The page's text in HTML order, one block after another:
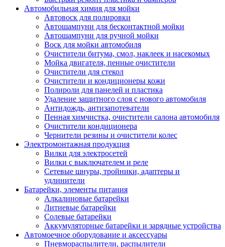
Автомобильная химия для мойки
Автовоск для полировки
Автошампуни для бесконтактной мойки
Автошампуни для ручной мойки
Воск для мойки автомобиля
Очистители битума, смол, наклеек и насекомых
Мойка двигателя, пенные очистители
Очистители для стекол
Очистители и кондиционеры кожи
Полироли для панелей и пластика
Удаление защитного слоя с нового автомобиля
Антидождь, антизапотеватели
Пенная химчистка, очистители салона автомобиля
Очистители кондиционера
Чернители резины и очистители колес
Электромонтажная продукция
Вилки для электросетей
Вилки с выключателем и реле
Сетевые шнуры, тройники, адаптеры и
удлинители
Батарейки, элементы питания
Алкалиновые батарейки
Литиевые батарейки
Солевые батарейки
Аккумуляторные батарейки и зарядные устройства
Автомоечное оборудование и аксессуары
Пневмораспылители, распылители